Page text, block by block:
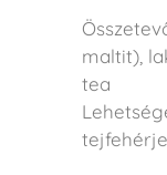
maltit),
tea
tejfehérje